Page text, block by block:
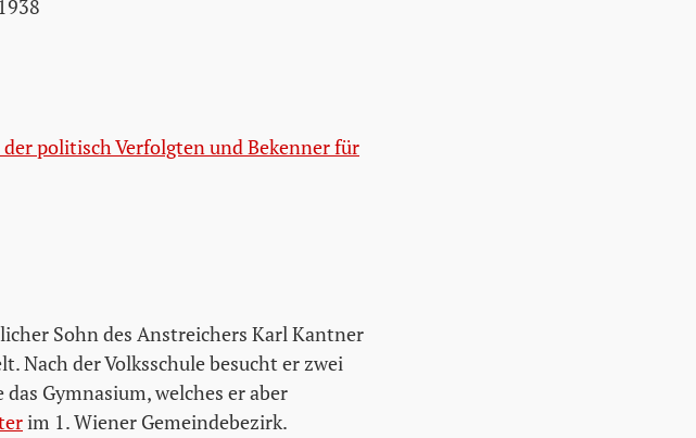
der politisch Verfolgten und Bekenner für
Sohn des Anstreichers Karl Kantner
Nach der Volksschule besucht er zwei
Gymnasium, welches er aber
im 1. Wiener Gemeindebezirk.